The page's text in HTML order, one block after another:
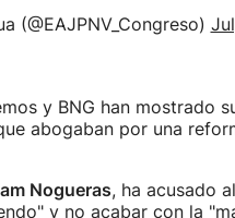
(@EAJPNV_Congreso)
y BNG han mostrado
abogaban por una
Nogueras, ha acusado
y no acabar con la